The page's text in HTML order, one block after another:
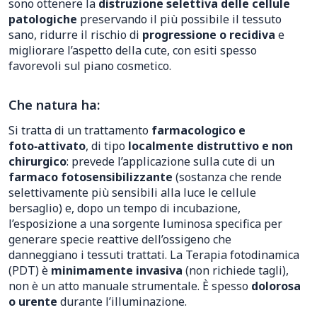
sono ottenere la distruzione selettiva delle cellule
patologiche preservando il più possibile il tessuto
sano, ridurre il rischio di progressione o recidiva e
migliorare l’aspetto della cute, con esiti spesso
favorevoli sul piano cosmetico.
Che natura ha:
Si tratta di un trattamento farmacologico e
foto‑attivato, di tipo localmente distruttivo e non
chirurgico: prevede l’applicazione sulla cute di un
farmaco fotosensibilizzante (sostanza che rende
selettivamente più sensibili alla luce le cellule
bersaglio) e, dopo un tempo di incubazione,
l’esposizione a una sorgente luminosa specifica per
generare specie reattive dell’ossigeno che
danneggiano i tessuti trattati. La Terapia fotodinamica
(PDT) è minimamente invasiva (non richiede tagli),
non è un atto manuale strumentale. È spesso dolorosa
o urente durante l’illuminazione.